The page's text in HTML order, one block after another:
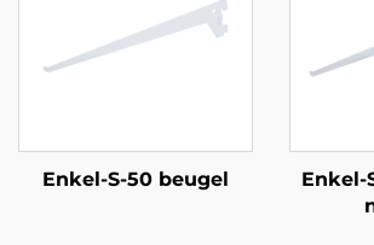
Enkel-S-50 beugel
Enkel-